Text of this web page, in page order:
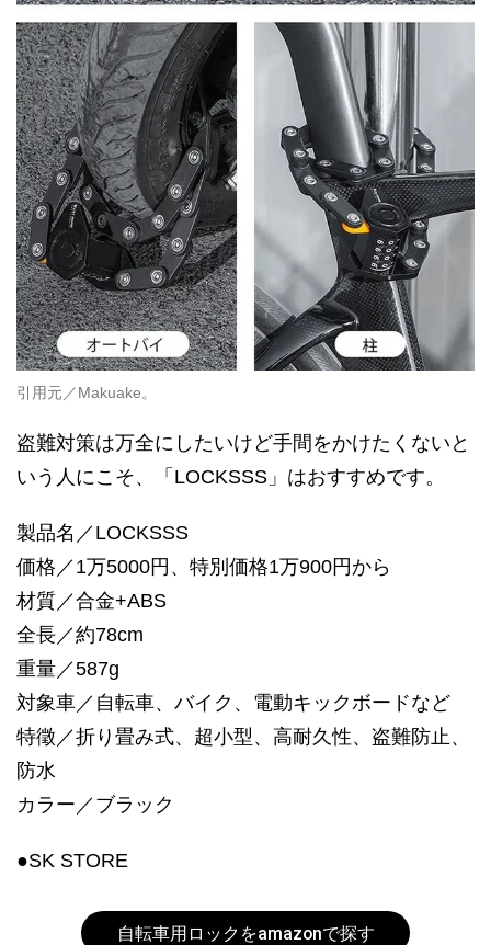
引用元／Makuake。
盗難対策は万全にしたいけど手間をかけたくないと
いう人にこそ、「LOCKSSS」はおすすめです。
製品名／LOCKSSS
価格／1万5000円、特別価格1万900円から
材質／合金+ABS
全長／約78cm
重量／587g
対象車／自転車、バイク、電動キックボードなど
特徵／折り畳み式、超小型、高耐久性、盗難防止、
防水
カラー／ブラック
●SK STORE
自転車用ロックをamazonで探す